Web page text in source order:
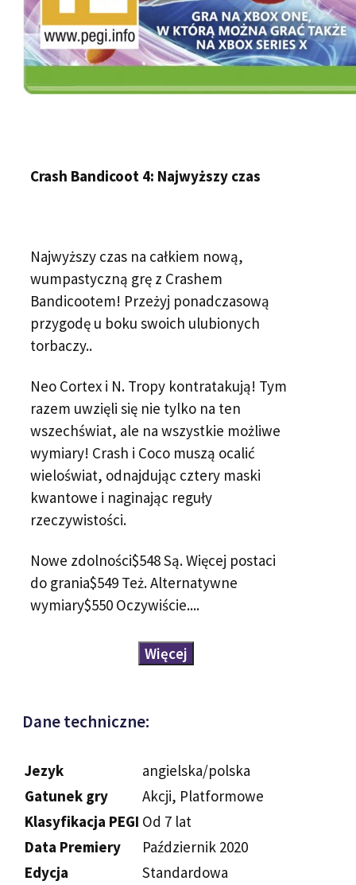
Crash Bandicoot 4: Najwyższy czas
Najwyższy czas na całkiem nową,
wumpastyczną grę z Crashem
Bandicootem! Przeżyj ponadczasową
przygodę u boku swoich ulubionych
torbaczy..
Neo Cortex i N. Tropy kontratakują! Tym
razem uwzięli się nie tylko na ten
wszechświat, ale na wszystkie możliwe
wymiary! Crash i Coco muszą ocalić
wieloświat, odnajdując cztery maski
kwantowe i naginając reguły
rzeczywistości.
Nowe zdolności$548 Są. Więcej postaci
do grania$549 Też. Alternatywne
wymiary$550 Oczywiście....
Więcej
Dane techniczne:
Jezyk
angielska/polska
Gatunek gry
Akcji, Platformowe
Klasyfikacja PEGI Od 7 lat
Data Premiery
Październik 2020
Edycja
Standardowa